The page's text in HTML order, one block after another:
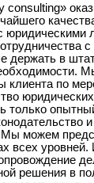
consulting»
юридическими
держать в
клиента по
только
можем
всех
решения в